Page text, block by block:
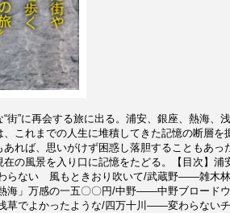
街”に再会する旅に出る。浦安、銀座、熱海、
これまでの人生に堆積してきた記憶の断層を
れば、思いがけず困惑し落胆することもあっ
在の風景を入り口に記憶をたどる。【目次
らない 風もときおり吹いて/武蔵野――雑木
海」万感の一五〇〇円/中野――中野ブロード
でよかったような/四万十川――変わらない